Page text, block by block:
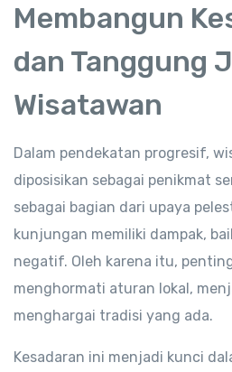
Membangun
dan Tanggung
Wisatawan
Dalam pendekatan progresif,
diposisikan sebagai penikmat
sebagai bagian dari upaya
kunjungan memiliki dampak,
negatif. Oleh karena itu,
menghormati aturan lokal,
menghargai tradisi yang ada.
Kesadaran ini menjadi kunci